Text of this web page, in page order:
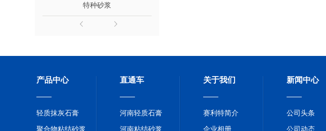
特种砂浆
产品中心
轻质抹灰石膏
聚合物粘结砂浆
直通车
河南轻质石膏
河南粘结砂浆
关于我们
赛利特简介
企业相册
新闻中心
公司头条
公司动态